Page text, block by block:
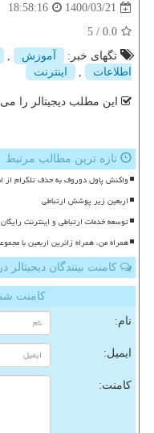
1400/03/21
18:58:16
0.0
/
5
تگهای خبر:
آموزش ,
اطلاعات
, اینترنت
این مطلب دیجیتالر را
تازه ترین مطالب مرتبط
واکنش پاول دوروف به حذف تلگرام از
اربعین زیر پوشش ارتباطی
توسعه خدمات ارتباطی و اینترنت
همراه من، همراه زائرین اربعین با
کامنت بینندگان
کامنت
نام:
ایمیل:
کامنت: